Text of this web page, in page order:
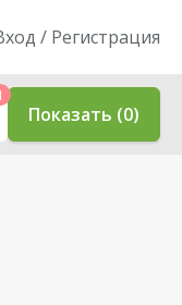
/ Регистрация
Показать (0)